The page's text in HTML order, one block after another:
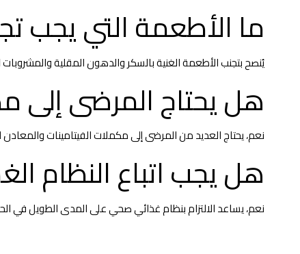
ما الأطعمة التي يجب
يُنصح بتجنب الأطعمة الغنية بالسكر والدهون المقلية
هل يحتاج المرضى إلى
نعم، يحتاج العديد من المرضى إلى مكملات الفيتامينات والمعادن
هل يجب اتباع النظام
نعم، يساعد الالتزام بنظام غذائي صحي على المدى الطويل في